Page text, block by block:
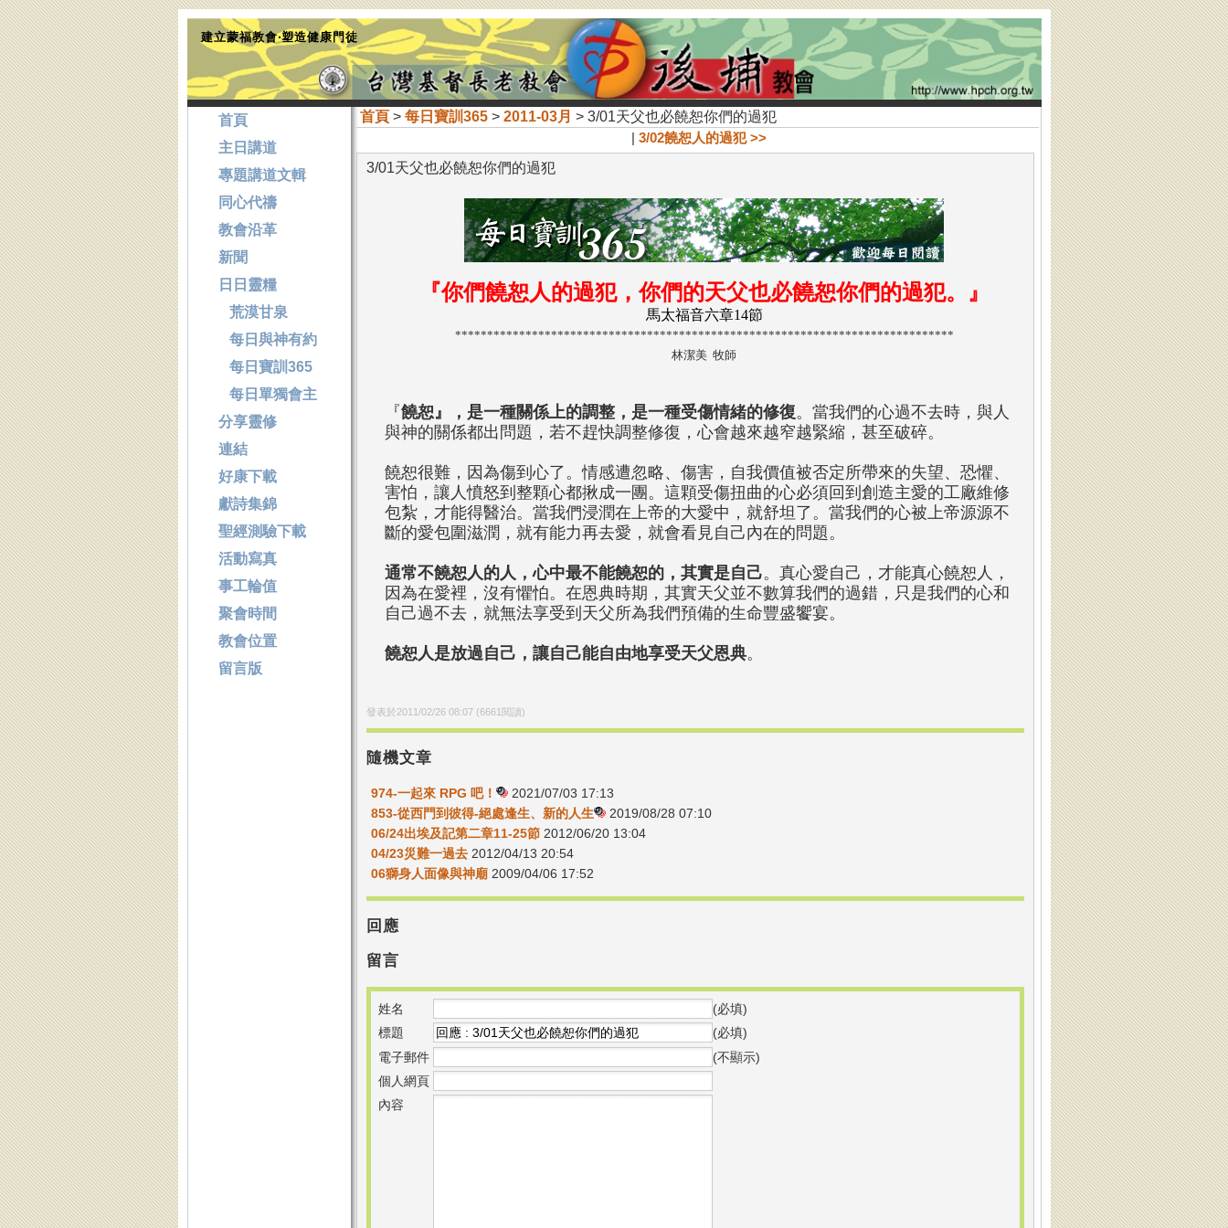
建立蒙福教會‧塑造健康門徒
首頁> 每日寶訓365> 2011-03月 > 3/01天父也必饒恕你們的過犯
| 3/02饒恕人的過犯 >>
3/01天父也必饒恕你們的過犯
『你們饒恕人的過犯，你們的天父也必饒恕你們的過犯。 』
馬太福音六章14節
******************************************************************************
林潔美 牧師
『饒恕』，是一種關係上的調整，是一種受傷情緒的修復。當我們的心過不去時，與人
與神的關係都出問題，若不趕快調整修復，心會越來越窄越緊縮，甚至破碎。
饒恕很難，因為傷到心了。情感遭忽略、傷害，自我價值被否定所帶來的失望、恐懼、
害怕，讓人憤怒到整顆心都揪成一團。這顆受傷扭曲的心必須回到創造主愛的工廠維修
包紮，才能得醫治。當我們浸潤在上帝的大愛中，就舒坦了。當我們的心被上帝源源不
斷的愛包圍滋潤，就有能力再去愛，就會看見自己內在的問題。
通常不饒恕人的人，心中最不能饒恕的，其實是自己。真心愛自己，才能真心饒恕人，
因為在愛裡，沒有懼怕。在恩典時期，其實天父並不數算我們的過錯，只是我們的心和
自己過不去，就無法享受到天父所為我們預備的生命豐盛饗宴。
饒恕人是放過自己，讓自己能自由地享受天父恩典。
發表於2011/02/26 08:07(6661 閱讀)
隨機文章
974-一起來 RPG 吧！
2021/07/03 17:13
853-從西門到彼得-絕處逢生、新的人生
2019/08/28 07:10
06/24出埃及記第二章11-25節2012/06/20 13:04
04/23災難一過去2012/04/13 20:54
06獅身人面像與神廟2009/04/06 17:52
回應
留言
姓名
(必填)
標題
(必填)
電子郵件
(不顯示)
個人網頁
內容
首頁
主日講道
專題講道文輯
同心代禱
教會沿革
新聞
日日靈糧
荒漠甘泉
每日與神有約
每日寶訓365
每日單獨會主
分享靈修
連結
好康下載
獻詩集錦
聖經測驗下載
活動寫真
事工輪值
聚會時間
教會位置
留言版